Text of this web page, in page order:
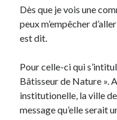
Commentaires récents
Entretien ménagerdansT’as
JFdansC’était pas mieux
AnthonydansComment j’ai
Renaud Ducherdans
personnelle
Dès que je vois une
peux m’empêcher
est dit.
Pour celle-ci qui
Bâtisseur de Nature ».
institutionelle, la ville
message qu’elle serait